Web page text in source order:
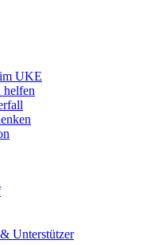
UKE
helfen
Unterstützer